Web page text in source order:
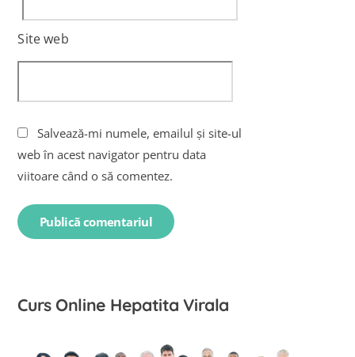
Site web
Salvează-mi numele, emailul și site-ul
web în acest navigator pentru data
viitoare când o să comentez.
Curs Online Hepatita Virala